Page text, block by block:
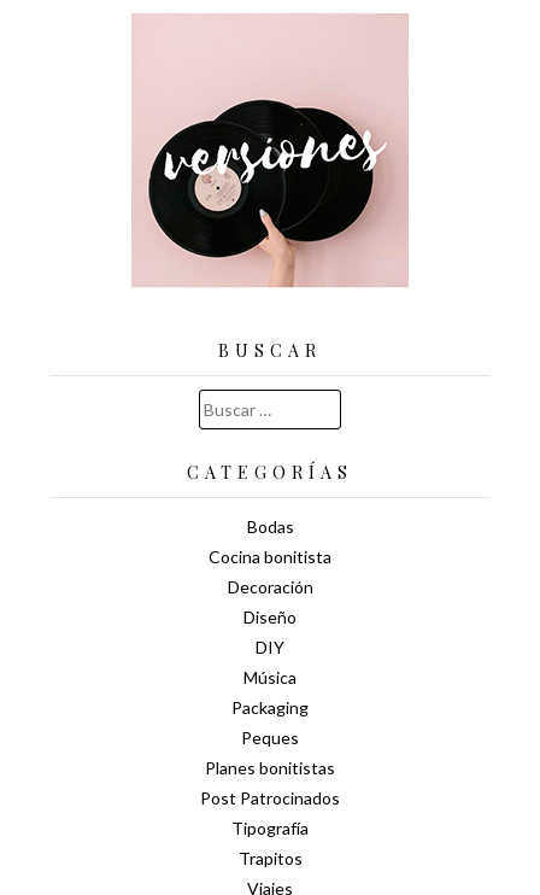
BUSCAR
Buscar:
CATEGORÍAS
Bodas
Cocina bonitista
Decoración
Diseño
DIY
Música
Packaging
Peques
Planes bonitistas
Post Patrocinados
Tipografía
Trapitos
Viajes